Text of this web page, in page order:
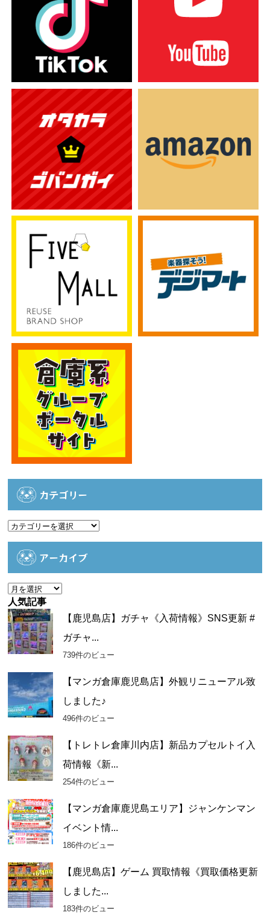
カテゴリー
カ
アーカイブ
ア
ー
カ
イ
ブ
人気記事
【鹿児島店】ガチャ《入荷情報》SNS更新 #
ガチャ...
739件のビュー
【マンガ倉庫鹿児島店】外観リニューアル致
しました♪
496件のビュー
【トレトレ倉庫川内店】新品カプセルトイ入
荷情報《新...
254件のビュー
【マンガ倉庫鹿児島エリア】ジャンケンマン
イベント情...
186件のビュー
【鹿児島店】ゲーム 買取情報《買取価格更新
しました...
183件のビュー